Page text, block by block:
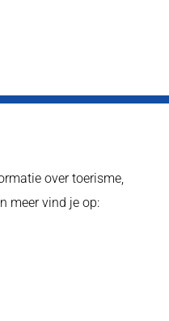
over toerisme,
meer vind je op: